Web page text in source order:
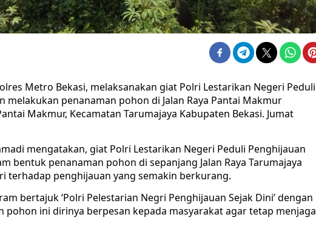
Metro Bekasi, melaksanakan giat Polri Lestarikan Negeri Peduli
melakukan penanaman pohon di Jalan Raya Pantai Makmur
Makmur, Kecamatan Tarumajaya Kabupaten Bekasi. Jumat
mengatakan, giat Polri Lestarikan Negeri Peduli Penghijauan
bentuk penanaman pohon di sepanjang Jalan Raya Tarumajaya
terhadap penghijauan yang semakin berkurang.
bertajuk ‘Polri Pelestarian Negri Penghijauan Sejak Dini’ dengan
pohon ini dirinya berpesan kepada masyarakat agar tetap menjaga